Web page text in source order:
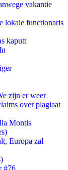
vakantie
lokale functionaris
kaputt
zijn er weer
over plagiaat
Montis
Europa zal
#76